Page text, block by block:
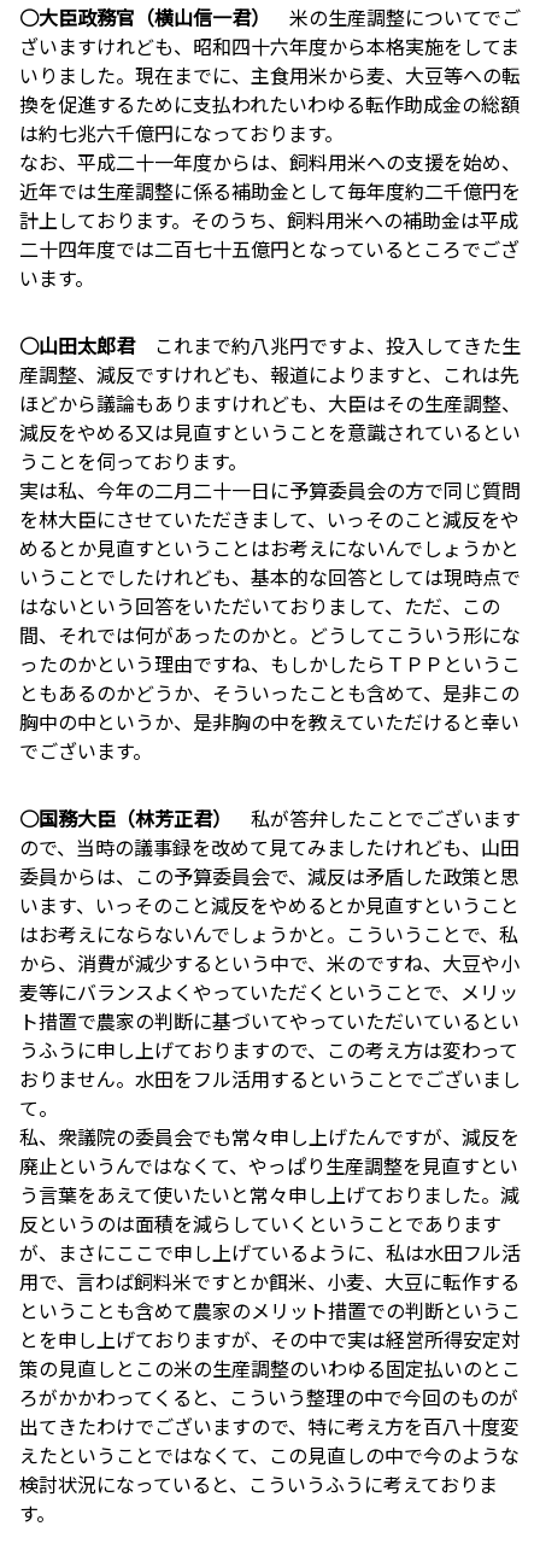
○大臣政務官（横山信一君）
米の生産調整についてでご
ざいますけれども、昭和四十六年度から本格実施をしてま
いりました。現在までに、主食用米から麦、大豆等への転
換を促進するために支払われたいわゆる転作助成金の総額
は約七兆六千億円になっております。
なお、平成二十一年度からは、飼料用米への支援を始め、
近年では生産調整に係る補助金として毎年度約二千億円を
計上しております。そのうち、飼料用米への補助金は平成
二十四年度では二百七十五億円となっているところでござ
います。
○山田太郎君これまで約八兆円ですよ、投入してきた生
産調整、減反ですけれども、報道によりますと、これは先
ほどから議論もありますけれども、大臣はその生産調整、
減反をやめる又は見直すということを意識されているとい
うことを伺っております。
実は私、今年の二月二十一日に予算委員会の方で同じ質問
を林大臣にさせていただきまして、いっそのこと減反をや
めるとか見直すということはお考えにないんでしょうかと
いうことでしたけれども、基本的な回答としては現時点で
はないという回答をいただいておりまして、ただ、この
間、それでは何があったのかと。どうしてこういう形にな
ったのかという理由ですね、もしかしたらＴＰＰというこ
ともあるのかどうか、そういったことも含めて、是非この
胸中の中というか、是非胸の中を教えていただけると幸い
でございます。
○国務大臣（林芳正君）
私が答弁したことでございます
ので、当時の議事録を改めて見てみましたけれども、山田
委員からは、この予算委員会で、減反は矛盾した政策と思
います、いっそのこと減反をやめるとか見直すということ
はお考えにならないんでしょうかと。こういうことで、私
から、消費が減少するという中で、米のですね、大豆や小
麦等にバランスよくやっていただくということで、メリッ
ト措置で農家の判断に基づいてやっていただいているとい
うふうに申し上げておりますので、この考え方は変わって
おりません。水田をフル活用するということでございまし
て。
私、衆議院の委員会でも常々申し上げたんですが、減反を
廃止というんではなくて、やっぱり生産調整を見直すとい
う言葉をあえて使いたいと常々申し上げておりました。減
反というのは面積を減らしていくということであります
が、まさにここで申し上げているように、私は水田フル活
用で、言わば飼料米ですとか餌米、小麦、大豆に転作する
ということも含めて農家のメリット措置での判断というこ
とを申し上げておりますが、その中で実は経営所得安定対
策の見直しとこの米の生産調整のいわゆる固定払いのとこ
ろがかかわってくると、こういう整理の中で今回のものが
出てきたわけでございますので、特に考え方を百八十度変
えたということではなくて、この見直しの中で今のような
検討状況になっていると、こういうふうに考えておりま
す。